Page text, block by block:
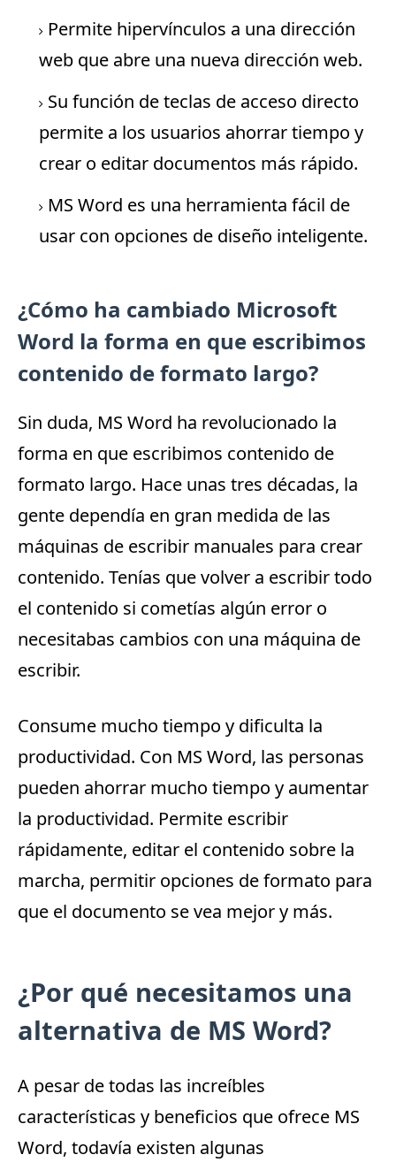
Permite hipervínculos a una dirección
web que abre una nueva dirección web.
Su función de teclas de acceso directo
permite a los usuarios ahorrar tiempo y
crear o editar documentos más rápido.
MS Word es una herramienta fácil de
usar con opciones de diseño inteligente.
¿Cómo ha cambiado Microsoft
Word la forma en que escribimos
contenido de formato largo?
Sin duda, MS Word ha revolucionado la
forma en que escribimos contenido de
formato largo. Hace unas tres décadas, la
gente dependía en gran medida de las
máquinas de escribir manuales para crear
contenido. Tenías que volver a escribir todo
el contenido si cometías algún error o
necesitabas cambios con una máquina de
escribir.
Consume mucho tiempo y dificulta la
productividad. Con MS Word, las personas
pueden ahorrar mucho tiempo y aumentar
la productividad. Permite escribir
rápidamente, editar el contenido sobre la
marcha, permitir opciones de formato para
que el documento se vea mejor y más.
¿Por qué necesitamos una
alternativa de MS Word?
A pesar de todas las increíbles
características y beneficios que ofrece MS
Word, todavía existen algunas